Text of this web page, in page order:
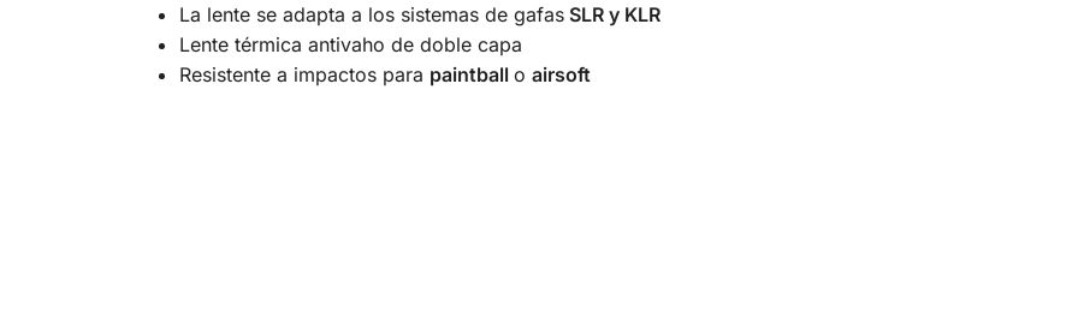
La lente se adapta a los sistemas de gafasSLR y KLR
Lente térmica antivaho de doble capa
Resistente a impactos para paintball o airsoft